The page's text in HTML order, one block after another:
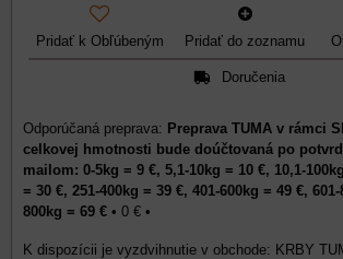
Pridať k Obľúbeným Pridať do zoznamu
Doručenia
Preprava TUMA v rámci
celkovej hmotnosti bude doúčtovaná po
mailom: 0-5kg = 9 €, 5,1-10kg = 10 €, 10,1-
= 30 €, 251-400kg = 39 €, 401-600kg = 49 €,
800kg = 69 € • 0 € •
KRBY